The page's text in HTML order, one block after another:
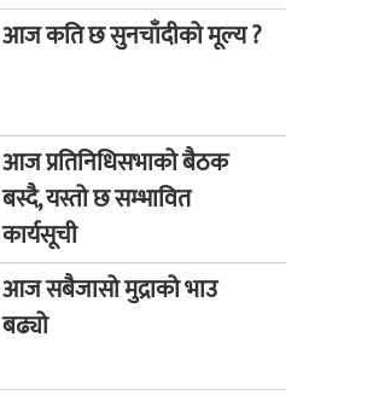
आज कति छ सुनचाँदीको मूल्य ?
आज प्रतिनिधिसभाको बैठक
बस्दै, यस्तो छ सम्भावित
कार्यसूची
आज सबैजासो मुद्राको भाउ
बढ्यो